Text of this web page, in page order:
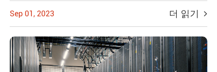
Sep 01, 2023 더 읽기